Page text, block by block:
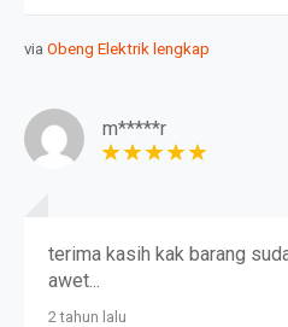
via Obeng Elektrik lengkap
m*****r
terima kasih kak barang
awet...
2 tahun lalu